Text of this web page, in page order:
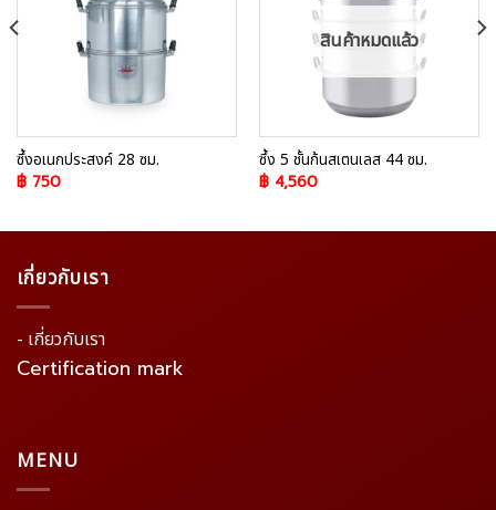
ซึ้งอเนกประสงค์ 28 ซม.
฿750
สินค้าหมดแล้ว
ซึ้ง 5 ชั้นก้นสเตนเลส 44 ซม.
฿4,560
เกี่ยวกับเรา
- เกี่ยวกับเรา
Certification mark
MENU